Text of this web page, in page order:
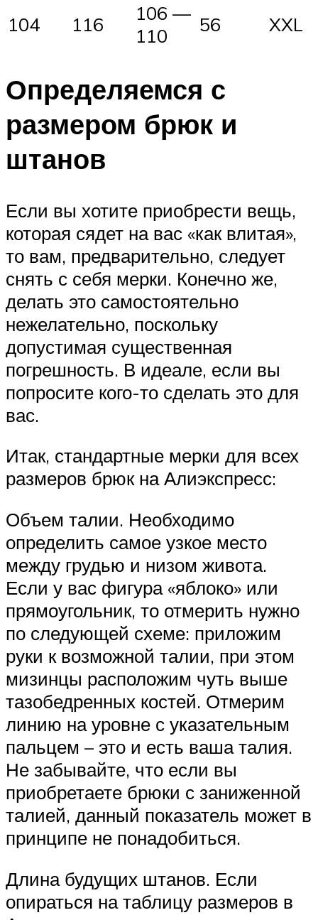
104 116
106 —
110
56 XXL
Определяемся с
размером брюк и
штанов
Если вы хотите приобрести вещь,
которая сядет на вас «как влитая»,
то вам, предварительно, следует
снять с себя мерки. Конечно же,
делать это самостоятельно
нежелательно, поскольку
допустимая существенная
погрешность. В идеале, если вы
попросите кого-то сделать это для
вас.
Итак, стандартные мерки для всех
размеров брюк на Алиэкспресс:
Объем талии. Необходимо
определить самое узкое место
между грудью и низом живота.
Если у вас фигура «яблоко» или
прямоугольник, то отмерить нужно
по следующей схеме: приложим
руки к возможной талии, при этом
мизинцы расположим чуть выше
тазобедренных костей. Отмерим
линию на уровне с указательным
пальцем – это и есть ваша талия.
Не забывайте, что если вы
приобретаете брюки с заниженной
талией, данный показатель может в
принципе не понадобиться.
Длина будущих штанов. Если
опираться на таблицу размеров в